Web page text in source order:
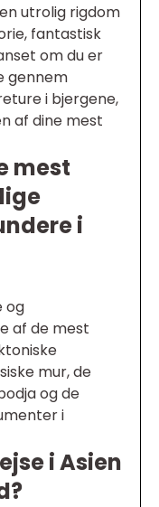
utrolig rigdom
fantastisk
om du er
gennem
i bjergene,
af dine mest
mest
i
og
af de mest
mur, de
og de
i
i Asien